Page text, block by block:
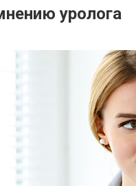
уролога